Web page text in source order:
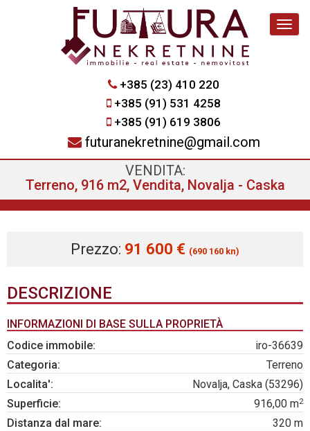
+385 (23) 410 220
+385 (91) 531 4258
+385 (91) 619 3806
futuranekretnine@gmail.com
VENDITA:
Terreno, 916 m2, Vendita, Novalja - Caska
Prezzo: 91 600 € (690 160 kn)
DESCRIZIONE
INFORMAZIONI DI BASE SULLA PROPRIETÀ
Codice immobile:
iro-36639
Categoria:
Terreno
Localita':
Novalja, Caska (53296)
Superficie:
916,00 m2
Distanza dal mare: 320 m